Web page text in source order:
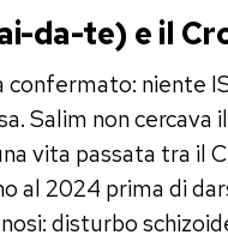
da-te) e il
confermato: niente
Salim non
vita passata tra il
al 2024 prima di
disturbo